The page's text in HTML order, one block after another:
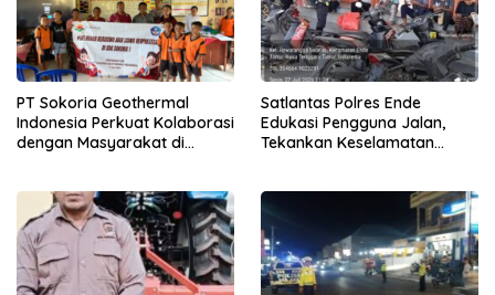
PT Sokoria Geothermal
Indonesia Perkuat Kolaborasi
dengan Masyarakat di
Satlantas Polres Ende
Edukasi Pengguna Jalan,
Tekankan Keselamatan